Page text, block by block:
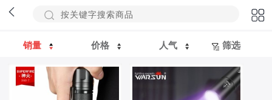
销量 价格 人气 筛选